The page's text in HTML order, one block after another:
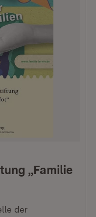
„Familie
der